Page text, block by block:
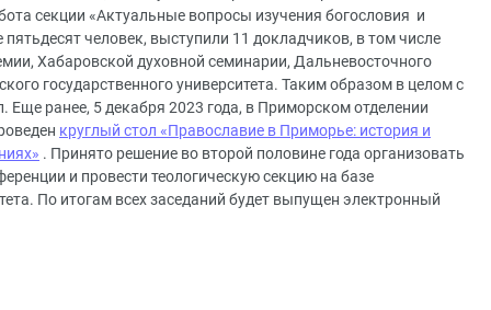
секции «Актуальные вопросы изучения богословия и
человек, выступили 11 докладчиков, в том числе
Хабаровской духовной семинарии, Дальневосточного
государственного университета. Таким образом в целом с
ранее, 5 декабря 2023 года, в Приморском отделении
круглый стол «Православие в Приморье: история и
. Принято решение во второй половине года организовать
и провести теологическую секцию на базе
По итогам всех заседаний будет выпущен электронный